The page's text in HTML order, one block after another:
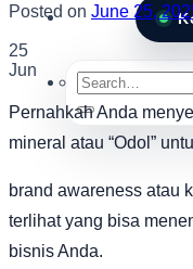
Search
for:
Posted on June 25,
25
Jun
Pernahkah Anda
mineral atau “Odol”
brand awareness atau
terlihat yang bisa
bisnis Anda.